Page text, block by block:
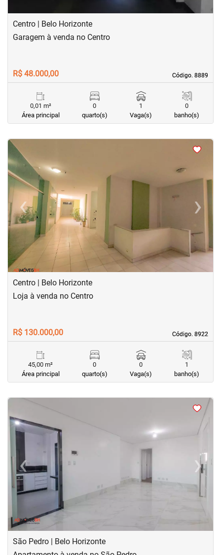
Centro | Belo Horizonte
Código. 8889
Código. 8889
Garagem à venda no Centro
R$ 48.000,00
0,01 m²
Área principal
0
quarto(s)
1
Vaga(s)
0
banho(s)
<<
‹Previous ›Next
Centro | Belo Horizonte
Código. 8922
Código. 8922
Loja à venda no Centro
R$ 130.000,00
45,00 m²
Área principal
0
quarto(s)
0
Vaga(s)
1
banho(s)
<
‹Previous ›
Next
São Pedro | Belo Horizonte